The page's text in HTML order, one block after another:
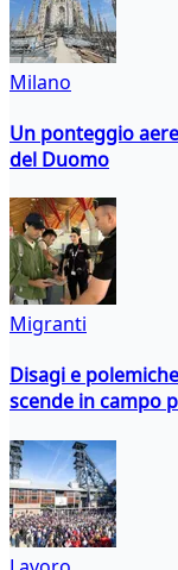
Milano
Un ponteggio
del Duomo
Migranti
Disagi e
scende in campo